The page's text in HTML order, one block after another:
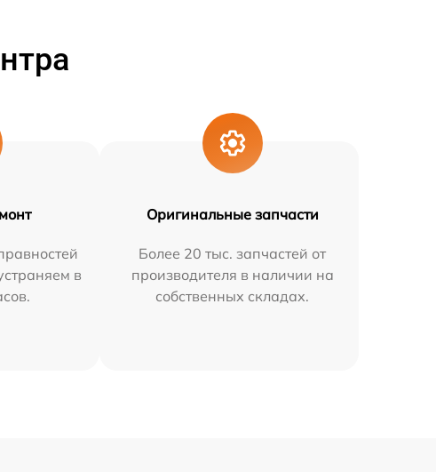
в
Оригинальные запчасти
Более 20 тыс. запчастей от
производителя в наличии на
собственных складах.